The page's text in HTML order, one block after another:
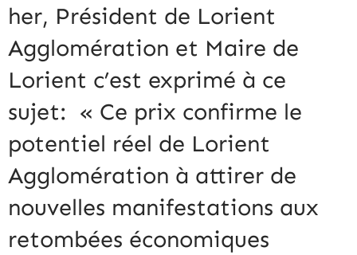
her, Président de Lorient
Agglomération et Maire de
Lorient c’est exprimé à ce
sujet: « Ce prix confirme le
potentiel réel de Lorient
Agglomération à attirer de
nouvelles manifestations aux
retombées économiques